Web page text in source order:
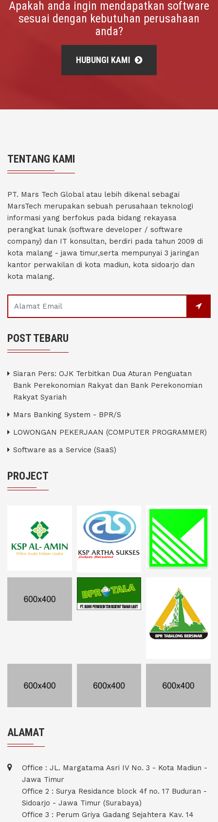
Apakah anda ingin mendapatkan software
sesuai dengan kebutuhan perusahaan
anda?
HUBUNGI KAMI
TENTANG KAMI
PT. Mars Tech Global atau lebih dikenal sebagai
MarsTech merupakan sebuah perusahaan teknologi
informasi yang berfokus pada bidang rekayasa
perangkat lunak (software developer / software
company) dan IT konsultan, berdiri pada tahun 2009 di
kota malang - jawa timur,serta mempunyai 3 jaringan
kantor perwakilan di kota madiun, kota sidoarjo dan
kota malang.
POST TEBARU
Siaran Pers: OJK Terbitkan Dua Aturan Penguatan
Bank Perekonomian Rakyat dan Bank Perekonomian
Rakyat Syariah
Mars Banking System - BPR/S
LOWONGAN PEKERJAAN (COMPUTER PROGRAMMER)
Software as a Service (SaaS)
PROJECT
ALAMAT
Office : JL. Margatama Asri IV No. 3 - Kota Madiun -
Jawa Timur
Office 2 : Surya Residance block 4f no. 17 Buduran -
Sidoarjo - Jawa Timur (Surabaya)
Office 3 : Perum Griya Gadang Sejahtera Kav. 14